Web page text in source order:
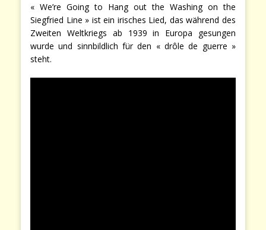
« We’re Going to Hang out the Washing on the
Siegfried Line » ist ein irisches Lied, das während des
Zweiten Weltkriegs ab 1939 in Europa gesungen
wurde und sinnbildlich für den « drôle de guerre »
steht.